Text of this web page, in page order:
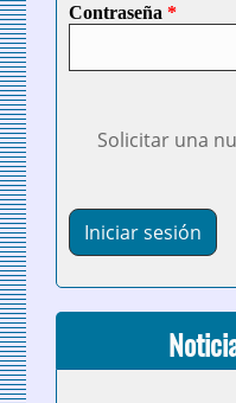
Contraseña *
Solicitar una